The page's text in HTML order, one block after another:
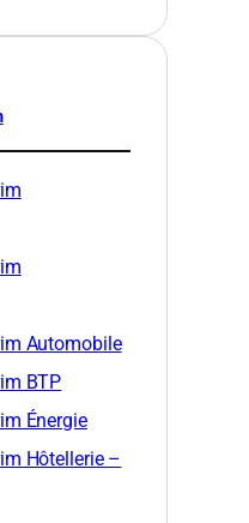
Automobile
BTP
Énergie
Hôtellerie –